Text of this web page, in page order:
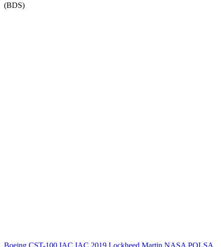
(BDS)
Boeing CST-100 IAC IAC 2019 Lockheed Martin NASA POLSA